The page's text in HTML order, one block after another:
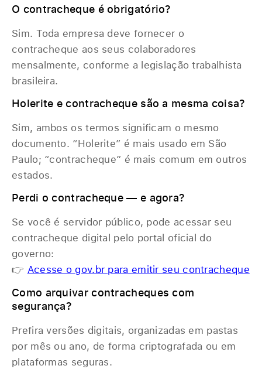
O contracheque é obrigatório?
Sim. Toda empresa deve fornecer o
contracheque aos seus colaboradores
mensalmente, conforme a legislação trabalhista
brasileira.
Holerite e contracheque são a mesma coisa?
Sim, ambos os termos significam o mesmo
documento. “Holerite” é mais usado em São
Paulo; “contracheque” é mais comum em outros
estados.
Perdi o contracheque — e agora?
Se você é servidor público, pode acessar seu
contracheque digital pelo portal oficial do
governo:
👉 Acesse o gov.br para emitir seu contracheque
Como arquivar contracheques com
segurança?
Prefira versões digitais, organizadas em pastas
por mês ou ano, de forma criptografada ou em
plataformas seguras.